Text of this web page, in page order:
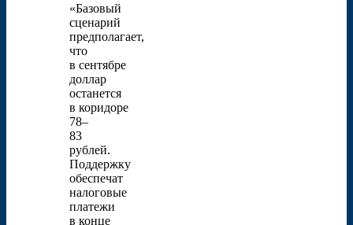
«Базовый
сценарий
предполагает,
что
в сентябре
доллар
останется
в коридоре
78–
83
рублей.
Поддержку
обеспечат
налоговые
платежи
в конце